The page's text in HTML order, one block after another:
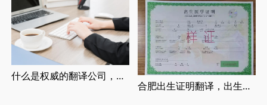
什么是权威的翻译公司，正规翻译公司介绍
合肥出生证明翻译，出生证明翻译认证流程